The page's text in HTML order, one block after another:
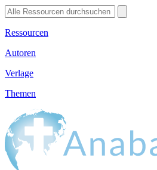
Ressourcen
Autoren
Verlage
Themen